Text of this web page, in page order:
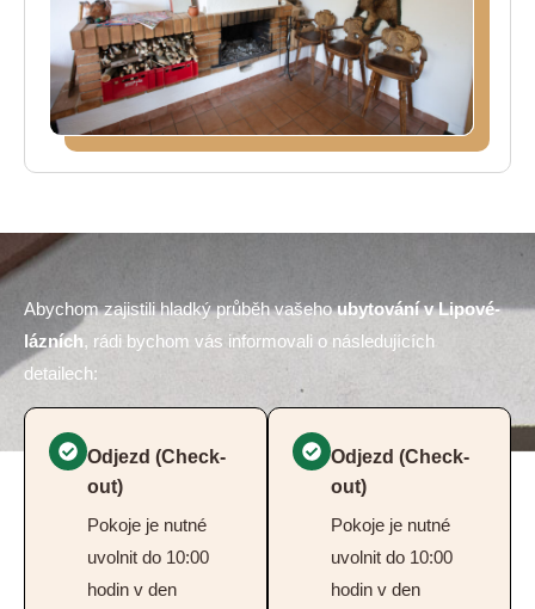
Abychom zajistili hladký průběh vašehoubytování v Lipové-
lázních, rádi bychom vás informovali o následujících
detailech:
Odjezd (Check-
out)
Pokoje je nutné
uvolnit do 10:00
hodin v den
Odjezd (Check-
out)
Pokoje je nutné
uvolnit do 10:00
hodin v den